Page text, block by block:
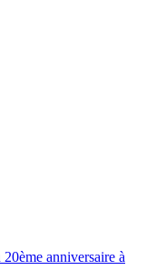
anniversaire à